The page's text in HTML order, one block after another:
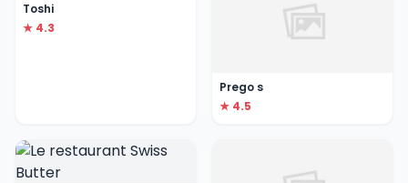
Toshi
★ 4.3
Prego s
★ 4.5